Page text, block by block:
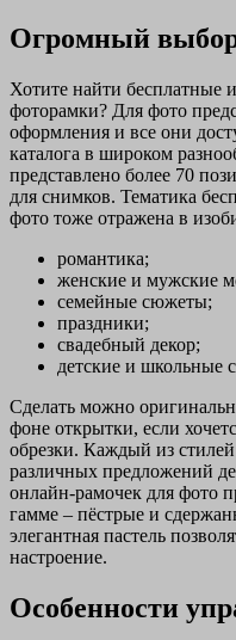
Огромный
Хотите найти бесплатные
фоторамки? Для фото
оформления и все они
каталога в широком
представлено более 70
для снимков. Тематика
фото тоже отражена в
романтика;
женские и мужские
семейные сюжеты;
праздники;
свадебный декор;
детские и школьные
Сделать можно
фоне открытки, если
обрезки. Каждый из
различных предложений
онлайн-рамочек для фото
гамме – пёстрые и
элегантная пастель
настроение.
Особенности